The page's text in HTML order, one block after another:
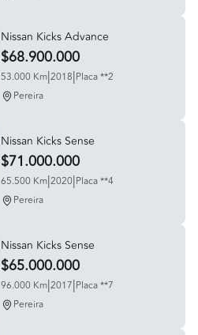
Nissan Kicks Advance
$68.900.000
53.000 Km|2018|Placa **2
Pereira
Nissan Kicks Sense
$71.000.000
65.500 Km|2020|Placa **4
Pereira
Nissan Kicks Sense
$65.000.000
96.000 Km|2017|Placa **7
Pereira